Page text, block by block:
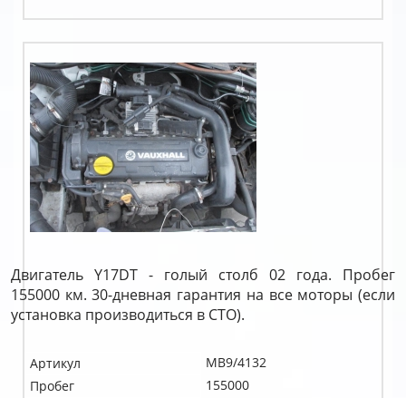
Двигатель Y17DT - голый столб 02 года. Пробег
155000 км. 30-дневная гарантия на все моторы (если
установка производиться в СТО).
Артикул
MB9/4132
Пробег
155000